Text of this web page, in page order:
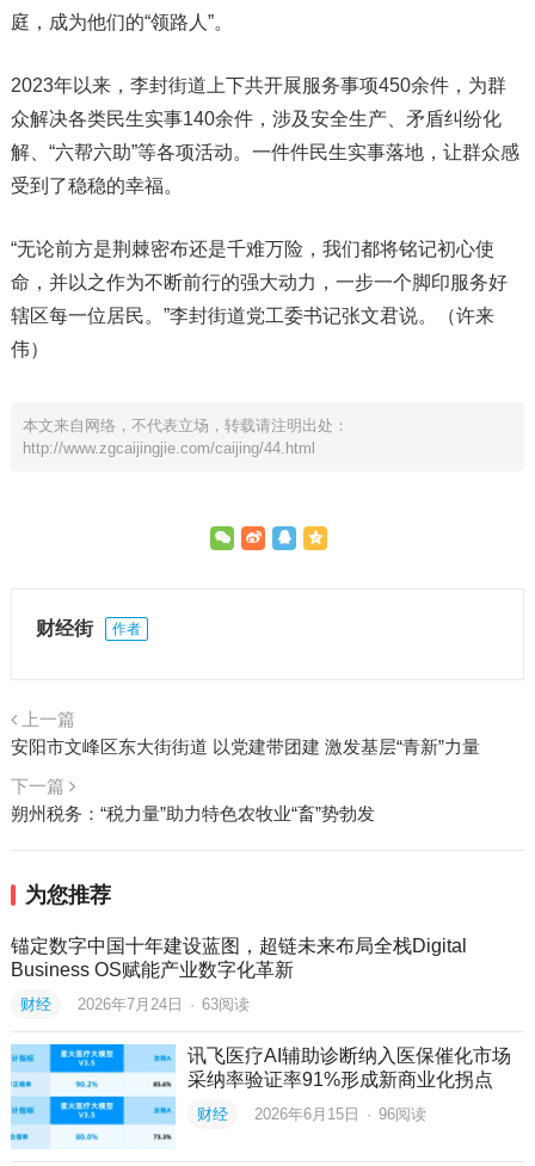
庭，成为他们的“领路人”。
2023年以来，李封街道上下共开展服务事项450余件，为群
众解决各类民生实事140余件，涉及安全生产、矛盾纠纷化
解、“六帮六助”等各项活动。一件件民生实事落地，让群众感
受到了稳稳的幸福。
“无论前方是荆棘密布还是千难万险，我们都将铭记初心使
命，并以之作为不断前行的强大动力，一步一个脚印服务好
辖区每一位居民。”李封街道党工委书记张文君说。（许来
伟）
本文来自网络，不代表立场，转载请注明出处：
http://www.zgcaijingjie.com/caijing/44.html
财经街 作者
上一篇
安阳市文峰区东大街街道 以党建带团建 激发基层“青新”力量
下一篇
朔州税务：“税力量”助力特色农牧业“畜”势勃发
为您推荐
锚定数字中国十年建设蓝图，超链未来布局全栈Digital
Business OS赋能产业数字化革新
财经 2026年7月24日 · 63阅读
讯飞医疗AI辅助诊断纳入医保催化市场
采纳率验证率91%形成新商业化拐点
财经 2026年6月15日 · 96阅读